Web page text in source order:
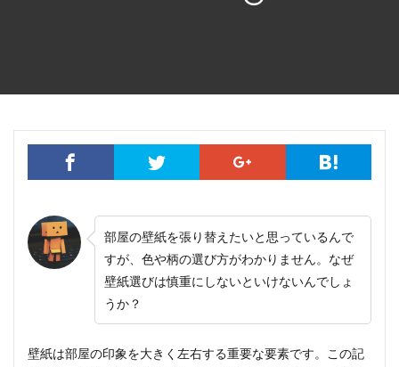
部屋の壁紙を張り替えたいと思っているんで
すが、色や柄の選び方がわかりません。なぜ
壁紙選びは慎重にしないといけないんでしょ
うか？
壁紙は部屋の印象を大きく左右する重要な要素です。この記